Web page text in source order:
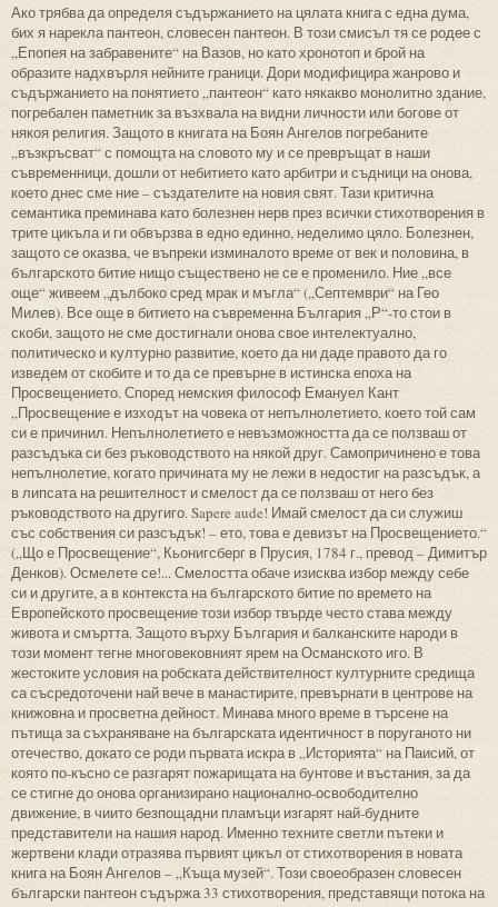
Ако трябва да определя съдържанието на цялата книга с една дума,
бих я нарекла пантеон, словесен пантеон. В този смисъл тя се родее с
„Епопея на забравените“ на Вазов, но като хронотоп и брой на
образите надхвърля нейните граници. Дори модифицира жанрово и
съдържанието на понятието „пантеон“ като някакво монолитно здание,
погребален паметник за възхвала на видни личности или богове от
някоя религия. Защото в книгата на Боян Ангелов погребаните
„възкръсват“ с помощта на словото му и се превръщат в наши
съвременници, дошли от небитието като арбитри и съдници на онова,
което днес сме ние – създателите на новия свят. Тази критична
семантика преминава като болезнен нерв през всички стихотворения в
трите цикъла и ги обвързва в едно единно, неделимо цяло. Болезнен,
защото се оказва, че въпреки изминалото време от век и половина, в
българското битие нищо съществено не се е променило. Ние „все
още“ живеем „дълбоко сред мрак и мъгла“ („Септември“ на Гео
Милев). Все още в битието на съвременна България „Р“-то стои в
скоби, защото не сме достигнали онова свое интелектуално,
политическо и културно развитие, което да ни даде правото да го
изведем от скобите и то да се превърне в истинска епоха на
Просвещението. Според немския философ Емануел Кант
„Просвещение е изходът на човека от непълнолетието, което той сам
си е причинил. Непълнолетието е невъзможността да се ползваш от
разсъдъка си без ръководството на някой друг. Самопричинено е това
непълнолетие, когато причината му не лежи в недостиг на разсъдък, а
в липсата на решителност и смелост да се ползваш от него без
ръководството на другиго. Sapere aude! Имай смелост да си служиш
със собствения си разсъдък! – ето, това е девизът на Просвещението.“
(„Що е Просвещение“, Кьонигсберг в Прусия, 1784 г., превод – Димитър
Денков). Осмелете се!... Смелостта обаче изисква избор между себе
си и другите, а в контекста на българското битие по времето на
Европейското просвещение този избор твърде често става между
живота и смъртта. Защото върху България и балканските народи в
този момент тегне многовековният ярем на Османското иго. В
жестоките условия на робската действителност културните средища
са съсредоточени най вече в манастирите, превърнати в центрове на
книжовна и просветна дейност. Минава много време в търсене на
пътища за съхраняване на българската идентичност в поруганото ни
отечество, докато се роди първата искра в „Историята“ на Паисий, от
която по-късно се разгарят пожарищата на бунтове и въстания, за да
се стигне до онова организирано национално-освободително
движение, в чиито безпощадни пламъци изгарят най-будните
представители на нашия народ. Именно техните светли пътеки и
жертвени клади отразява първият цикъл от стихотворения в новата
книга на Боян Ангелов – „Къща музей“. Този своеобразен словесен
български пантеон съдържа 33 стихотворения, представящи потока на